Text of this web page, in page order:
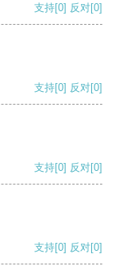
支持[0] 反对[0]
支持[0] 反对[0]
支持[0] 反对[0]
支持[0] 反对[0]